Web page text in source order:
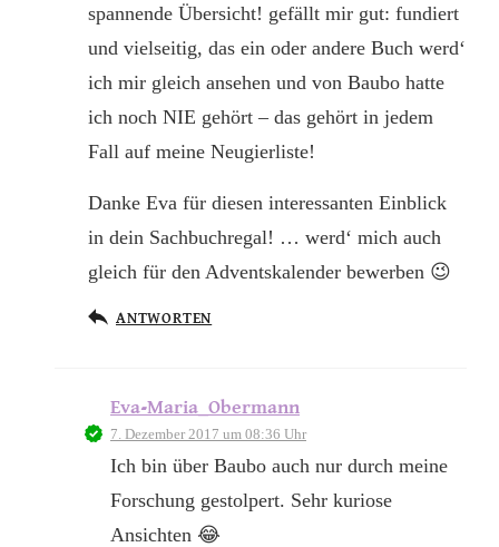
spannende Übersicht! gefällt mir gut: fundiert
und vielseitig, das ein oder andere Buch werd‘
ich mir gleich ansehen und von Baubo hatte
ich noch NIE gehört – das gehört in jedem
Fall auf meine Neugierliste!
Danke Eva für diesen interessanten Einblick
in dein Sachbuchregal! … werd‘ mich auch
gleich für den Adventskalender bewerben 😉
ANTWORTEN
Eva-Maria_Obermann
7. Dezember 2017 um 08:36 Uhr
Ich bin über Baubo auch nur durch meine
Forschung gestolpert. Sehr kuriose
Ansichten 😂